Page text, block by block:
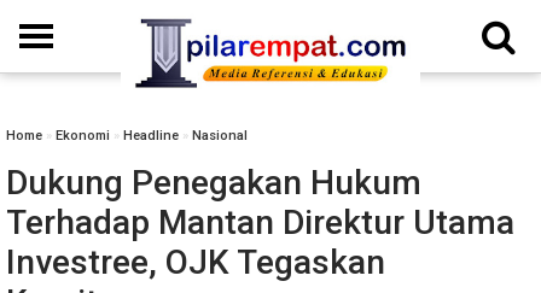
Home » Ekonomi » Headline » Nasional
Dukung Penegakan Hukum
Terhadap Mantan Direktur Utama
Investree, OJK Tegaskan